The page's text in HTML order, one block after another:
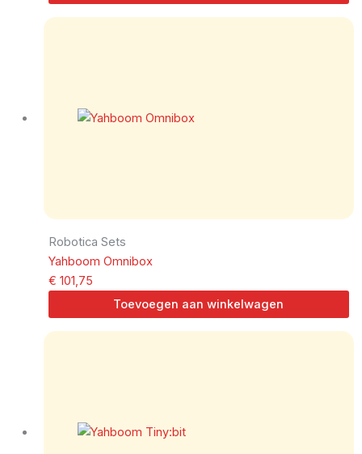
Robotica Sets
Yahboom Omnibox
€ 101,75
Toevoegen aan winkelwagen